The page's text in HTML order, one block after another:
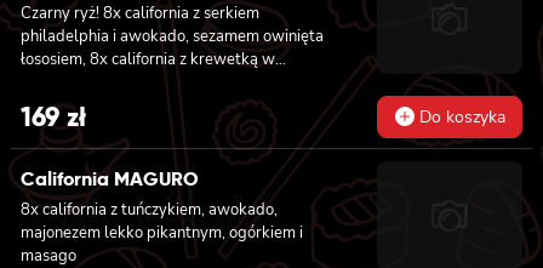
Czarny ryż! 8x california z serkiem
philadelphia i awokado, sezamem owinięta
łososiem, 8x california z krewetką w
tempurze, ogórkiem i majonezem lekko
pikantnym, masago i sezamem owinięta
łososiem, 12x futomaki z łososiem
pieczonym, serkiem philadelphia, sosem
teriyaki, sezamem, awokado, ogórkiem i
kanpyo 8x california z łososiem i awokado,
serkiem philadelphia, masago, sezam, 8x
hosomaki z łososiem
169zł Do koszyka
California MAGURO
8x california z tuńczykiem, awokado,
majonezem lekko pikantnym, ogórkiem i
masago